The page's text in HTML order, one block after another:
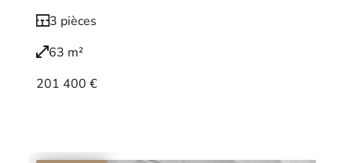
3 pièces
63 m²
201 400 €